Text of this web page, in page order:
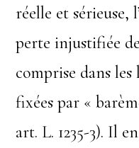
réelle et sérieuse,
perte injustifiée
comprise dans les
fixées par «
art. L. 1235-3). Il